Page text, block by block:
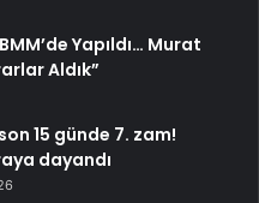
Yapıldı… Murat
Aldık”
15 günde 7. zam!
dayandı